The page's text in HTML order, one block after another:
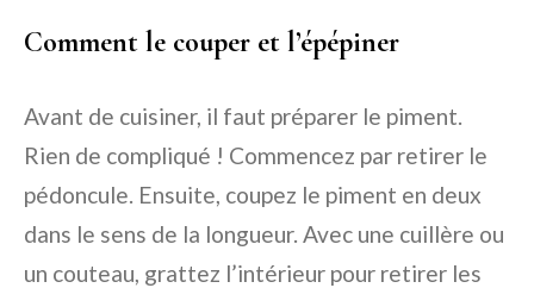
Comment le couper et l’épépiner
Avant de cuisiner, il faut préparer le piment.
Rien de compliqué ! Commencez par retirer le
pédoncule. Ensuite, coupez le piment en deux
dans le sens de la longueur. Avec une cuillère ou
un couteau, grattez l’intérieur pour retirer les